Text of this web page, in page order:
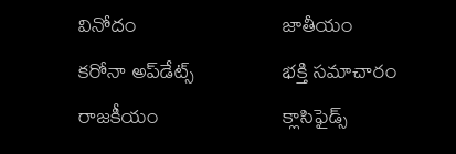
వినోదం
కరోనా అప్‌డేట్స్
రాజకీయం
జాతీయం
భక్తి సమాచారం
క్లాసిఫైడ్స్